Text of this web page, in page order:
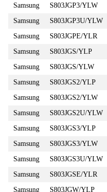
Samsung
S803JGP3/YLW
Samsung
S803JGP3U/YLW
Samsung
S803JGPE/YLR
Samsung
S803JGS/YLP
Samsung
S803JGS/YLW
Samsung
S803JGS2/YLP
Samsung
S803JGS2/YLW
Samsung
S803JGS2U/YLW
Samsung
S803JGS3/YLP
Samsung
S803JGS3/YLW
Samsung
S803JGS3U/YLW
Samsung
S803JGSE/YLR
Samsung
S803JGW/YLP